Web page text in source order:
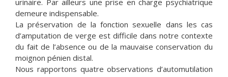
demeure indispensable.
La préservation de la fonction sexuelle dans les cas
d’amputation de verge est difficile dans notre contexte
du fait de l’absence ou de la mauvaise conservation du
moignon pénien distal.
Nous rapportons quatre observations d’automutilation